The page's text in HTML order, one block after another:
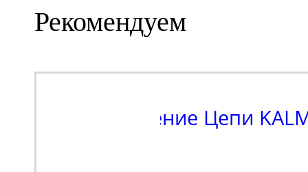
Рекомендуем